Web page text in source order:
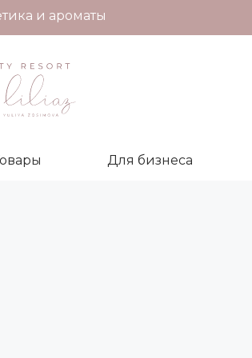
и ароматы
Для бизнеса